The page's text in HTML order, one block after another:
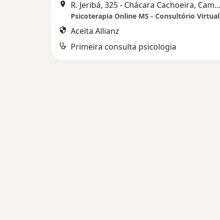
R. Jeribá, 325 - Chácara Cachoeira, Campo Grande
Psicoterapia Online MS - Consultório Virtual
Aceita Allianz
Primeira consulta psicologia